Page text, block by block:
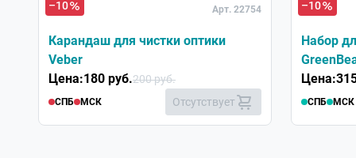
–10
Арт. 22754
Карандаш для чистки оптики
Veber
Цена:180 руб.200 руб.
СПБ МСК Отсутствует
–10
Набор
Цена:
СПБ МСК